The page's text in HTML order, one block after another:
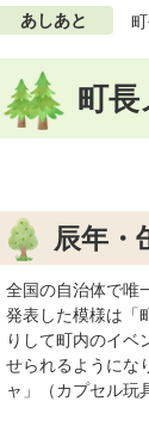
あしあと
町長
辰年・
全国の自治体で唯
発表した模様は「
りして町内のイベ
せられるようにな
ャ」（カプセル玩